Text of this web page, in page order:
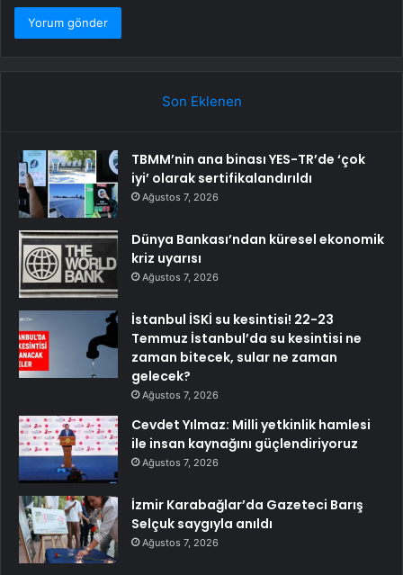
Son Eklenen
TBMM’nin ana binası YES-TR’de ‘çok
iyi’ olarak sertifikalandırıldı
Ağustos 7, 2026
Dünya Bankası’ndan küresel ekonomik
kriz uyarısı
Ağustos 7, 2026
İstanbul İSKİ su kesintisi! 22-23
Temmuz İstanbul’da su kesintisi ne
zaman bitecek, sular ne zaman
gelecek?
Ağustos 7, 2026
Cevdet Yılmaz: Milli yetkinlik hamlesi
ile insan kaynağını güçlendiriyoruz
Ağustos 7, 2026
İzmir Karabağlar’da Gazeteci Barış
Selçuk saygıyla anıldı
Ağustos 7, 2026